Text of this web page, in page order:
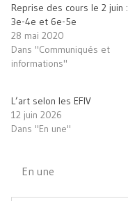
Reprise des cours le 2 juin :
3e-4e et 6e-5e
28 mai 2020
Dans "Communiqués et
informations"
L’art selon les EFIV
12 juin 2026
Dans "En une"
En une